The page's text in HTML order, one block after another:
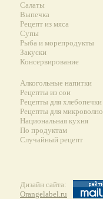
Салаты
Выпечка
Рецепт из мяса
Супы
Рыба и морепродукты
Закуски
Консервирование
Алкогольные напитки
Рецепты из сои
Рецепты для хлебопечки
Рецепты для
Национальная кухня
По продуктам
Случайный рецепт
Дизайн сайта:
Orangelabel.ru